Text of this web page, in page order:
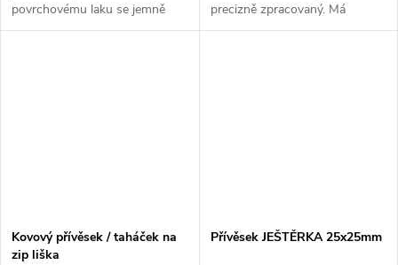
povrchovému laku se jemně
lesknou. Průvlek vede středem
precizně zpracovaný. Má
mnohostranné využití, je
Kovový přívěsek / taháček na
zip liška
Přívěsek JEŠTĚRKA 25x25mm